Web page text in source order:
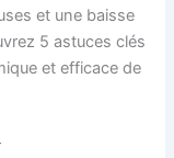
et une baisse
5 astuces clés
et efficace de